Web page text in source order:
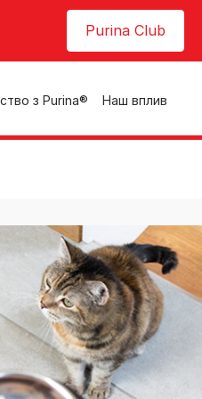
Purina Club
з Purina® Наш вплив